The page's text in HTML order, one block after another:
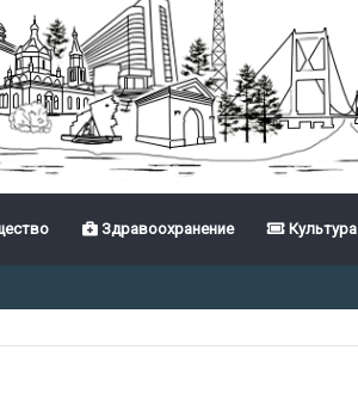
Здравоохранение Культура